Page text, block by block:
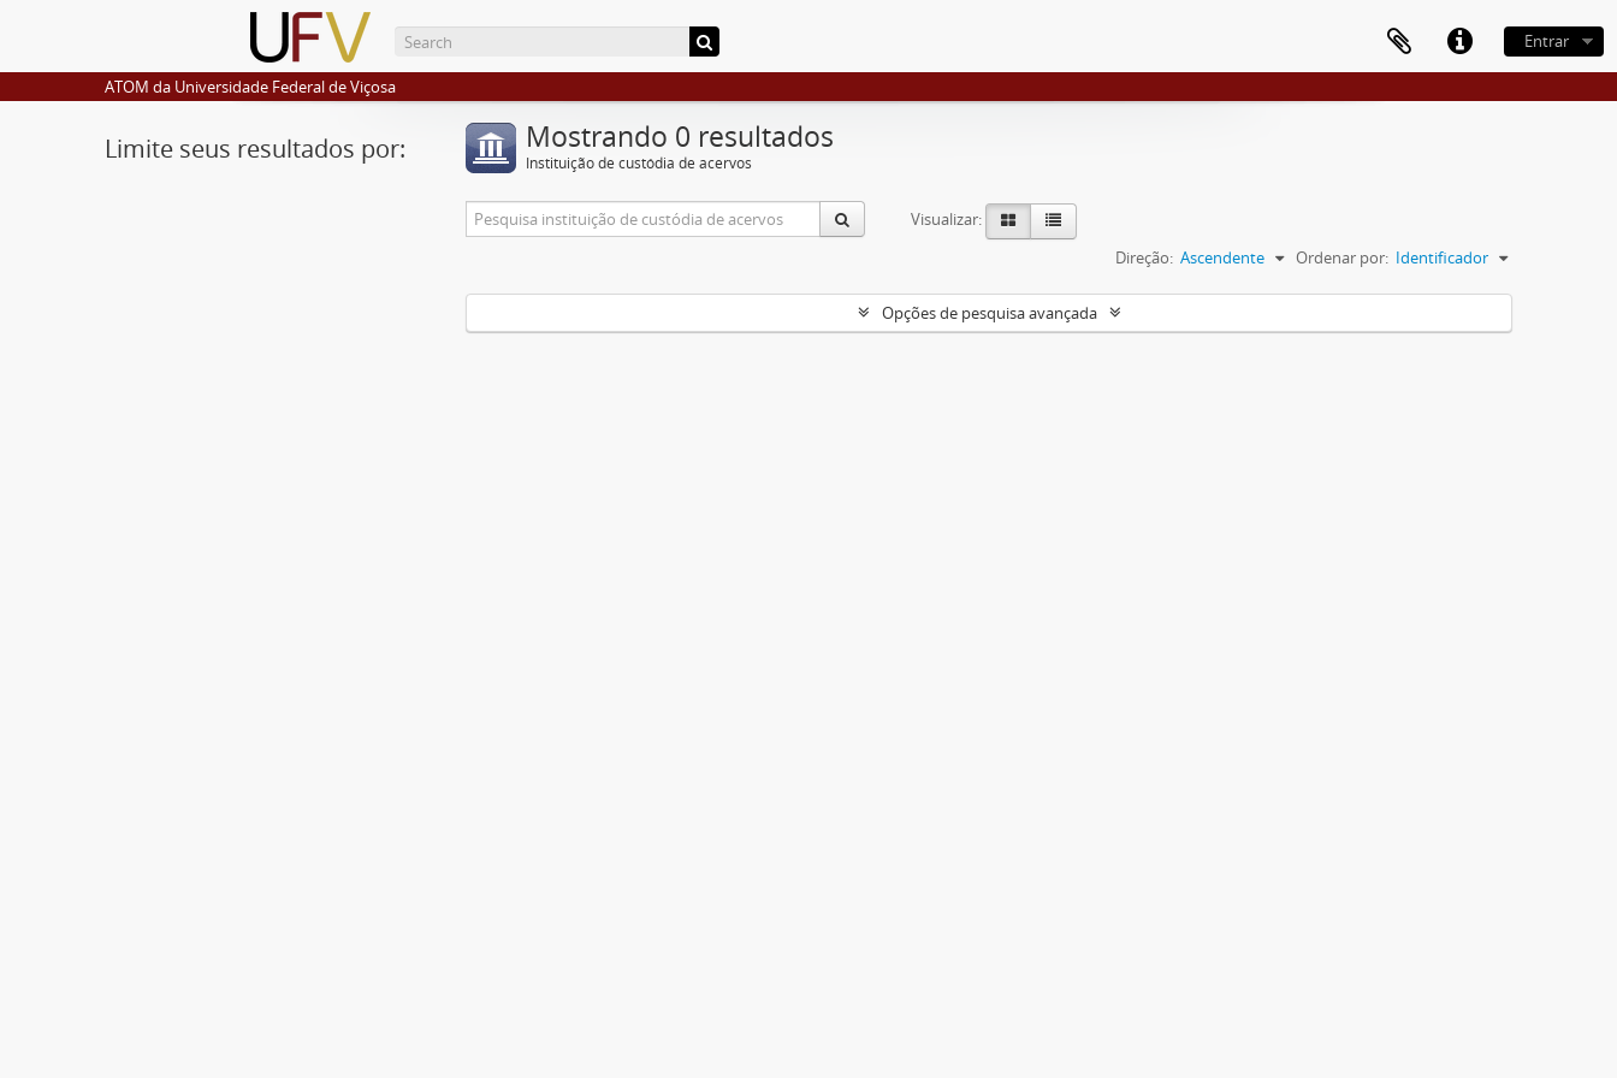
Entrar
ATOM da Universidade Federal de Viçosa
Limite seus resultados por: Mostrando 0 resultados
Instituição de custódia de acervos
Visualizar:
Ordenar por: Identificador
Direção: Ascendente
Opções de pesquisa avançada